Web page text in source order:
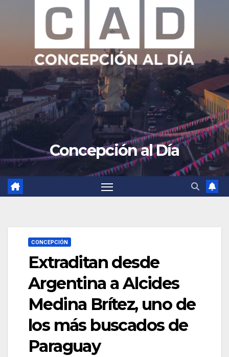
Concepción al Día
CONCEPCIÓN
Extraditan desde
Argentina a Alcides
Medina Brítez, uno de
los más buscados de
Paraguay